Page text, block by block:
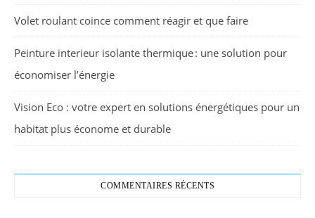
Volet roulant coince comment réagir et que faire
Peinture interieur isolante thermique : une solution pour
économiser l’énergie
Vision Eco : votre expert en solutions énergétiques pour un
habitat plus économe et durable
COMMENTAIRES RÉCENTS